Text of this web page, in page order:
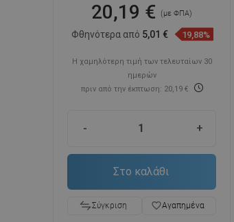
20,19 €(με ΦΠΑ)
Φθηνότερα από 5,01 € 19,88%
Η χαμηλότερη τιμή των τελευταίων 30
ημερών
πριν από την έκπτωση: 20,19 €
- +
Στο καλάθι
Σύγκριση favorite_borderΑγαπημένα